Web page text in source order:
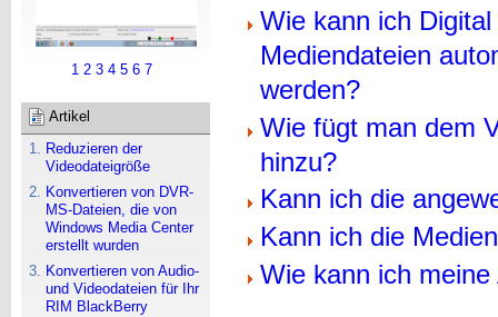
1 2 3 4 5 6 7
Artikel
Reduzieren der
Videodateigröße
Konvertieren von DVR-
MS-Dateien, die von
Windows Media Center
erstellt wurden
Konvertieren von Audio-
und Videodateien für Ihr
RIM BlackBerry
Wie kann ich
Mediendateien
werden?
Wie fügt man dem
hinzu?
Kann ich die
Kann ich die
Wie kann ich